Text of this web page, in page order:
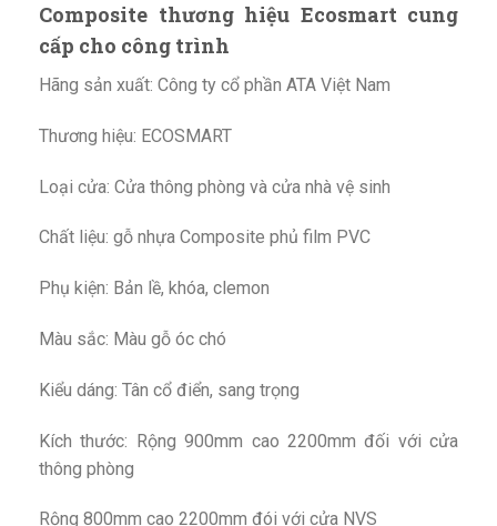
Composite thương hiệu Ecosmart cung
cấp cho công trình
Hãng sản xuất: Công ty cổ phần ATA Việt Nam
Thương hiệu: ECOSMART
Loại cửa: Cửa thông phòng và cửa nhà vệ sinh
Chất liệu: gỗ nhựa Composite phủ film PVC
Phụ kiện: Bản lề, khóa, clemon
Màu sắc: Màu gỗ óc chó
Kiểu dáng: Tân cổ điển, sang trọng
Kích thước: Rộng 900mm cao 2200mm đối với cửa
thông phòng
Rộng 800mm cao 2200mm đói với cửa NVS